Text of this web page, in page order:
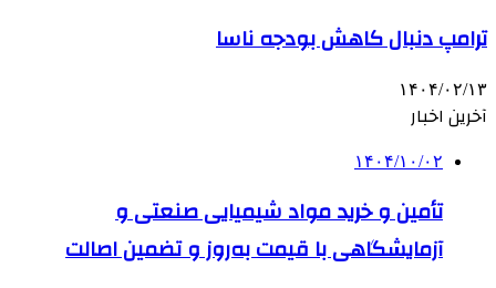
ترامپ دنبال کاهش بودجه ناسا
۱۴۰۴/۰۲/۱۳
آخرین اخبار
۱۴۰۴/۱۰/۰۲
تأمین و خرید مواد شیمیایی صنعتی و
آزمایشگاهی با قیمت به‌روز و تضمین اصالت